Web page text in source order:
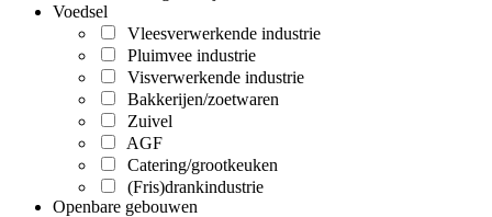
Voedsel
Vleesverwerkende industrie
Pluimvee industrie
Visverwerkende industrie
Bakkerijen/zoetwaren
Zuivel
AGF
Catering/grootkeuken
(Fris)drankindustrie
Openbare gebouwen